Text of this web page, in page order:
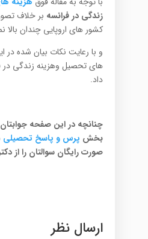
زندگی در فرانسه بر خلاف
کشور های اروپایی چندان بالا
و با رعایت نکات بیان شده در
های تحصیل وهزینه زندگی در
داد.
چنانچه در این صفحه جوابتان
بخش پرس و پاسخ تحصیلی
صورت رایگان سوالتان را از
ارسال نظر